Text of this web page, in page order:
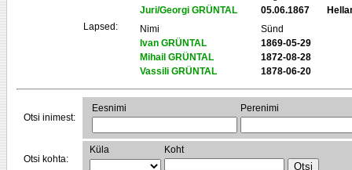
Juri/Georgi GRÜNTAL
05.06.1867
Lapsed:
Nimi
Sünd
Ivan GRÜNTAL
1869-05-29
Mihail GRÜNTAL
1872-08-28
Vassili GRÜNTAL
1878-06-20
Otsi inimest:
Eesnimi Perenimi
Otsi kohta:
Küla Koht